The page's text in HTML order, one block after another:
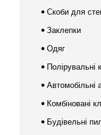
Скоби для
Заклепки
Одяг
Полірувальні
Автомобільні
Комбіновані
Будівельні